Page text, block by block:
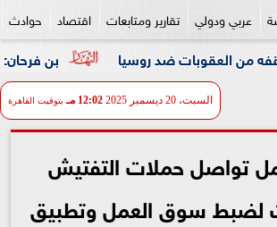
عربي ودولي تقارير ومتابعات اقتصاد حوادث
بن فرحان: ”اتفاقية ضد روسيا
السبت، 20 ديسمبر 2025 12:02 مـ بتوقيت القاهرة
تواصل حملات التفتيش
لضبط سوق العمل وتطبيق